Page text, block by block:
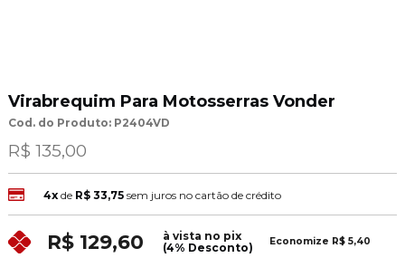
Virabrequim Para Motosserras Vonder
Cod. do Produto: P2404VD
R$ 135,00
4xde R$ 33,75 sem juros no cartão de crédito
R$ 129,60
à vista no pix
(4% Desconto)
Economize R$ 5,40